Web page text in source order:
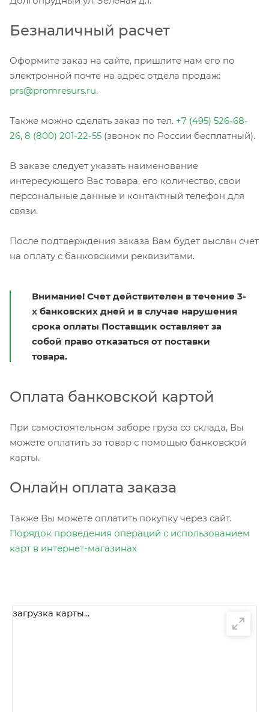
Безналичный расчет
Оформите заказ на сайте, пришлите нам его по
электронной почте на адрес отдела продаж:
prs@promresurs.ru.
Также можно сделать заказ по тел. +7 (495) 526-68-
26, 8 (800) 201-22-55 (звонок по России бесплатный).
В заказе следует указать наименование
интересующего Вас товара, его количество, свои
персональные данные и контактный телефон для
связи.
После подтверждения заказа Вам будет выслан счет
на оплату с банковскими реквизитами.
Внимание! Счет действителен в течение 3-
х банковских дней и в случае нарушения
срока оплаты Поставщик оставляет за
собой право отказаться от поставки
товара.
Оплата банковской картой
При самостоятельном заборе груза со склада, Вы
можете оплатить за товар с помощью банковской
карты.
Онлайн оплата заказа
Также Вы можете оплатить покупку через сайт.
Порядок проведения операций с использованием
карт в интернет-магазинах
загрузка карты...